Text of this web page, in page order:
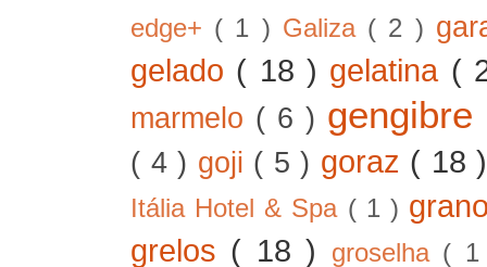
edge+ ( 1 ) Galiza ( 2 )
gelado ( 18 ) gelatina (
marmelo ( 6 ) gengibre
( 4 ) goji ( 5 ) goraz ( 18
Itália Hotel & Spa ( 1 )
grelos ( 18 ) groselha (